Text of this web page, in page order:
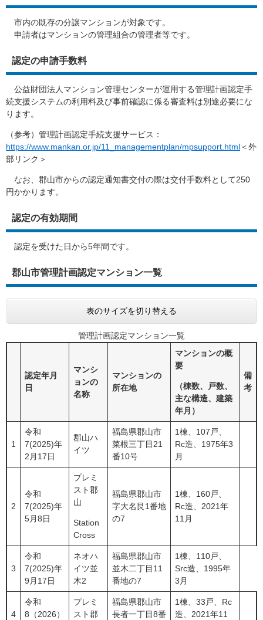
市内の既存の分譲マンションが対象です。
申請者はマンションの管理組合の管理者等です。
認定の申請手数料
公益財団法人マンション管理センターが運用する管理計画認定手
続支援システムの利用料及び事前確認に係る審査料は別途必要にな
ります。
（参考）管理計画認定手続支援サービス：
https://www.mankan.or.jp/11_managementplan/mpsupport.html＜外
部リンク＞
なお、郡山市からの認定通知書交付の際は交付手数料として250
円かかります。
認定の有効期間
認定を受けた日から5年間です。
郡山市管理計画認定マンション一覧
表のサイズを切り替える
管理計画認定マンション一覧
認定年月
日
マンシ
ョンの
名称
マンションの
所在地
マンションの概
要
（棟数、戸数、
主な構造、建築
年月）
備
考
1
令和
7(2025)年
2月17日
郡山ハ
イツ
福島県郡山市
菜根三丁目21
番10号
1棟、107戸、
Rc造、1975年3
月
2
令和
7(2025)年
5月8日
プレミ
スト郡
山
Station
Cross
福島県郡山市
字大名艮1番地
の7
1棟、160戸、
Rc造、2021年
11月
3
令和
7(2025)年
9月17日
ネオハ
イツ並
木2
福島県郡山市
並木二丁目11
番地の7
1棟、110戸、
Src造、1995年
3月
4
令和
8（2026）
プレミ
スト郡
福島県郡山市
長者一丁目8番
1棟、33戸、Rc
造、2021年11